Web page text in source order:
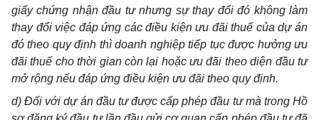
giấy chứng nhận đầu tư nhưng sự thay đổi đó không làm
thay đổi việc đáp ứng các điều kiện ưu đãi thuế của dự án
đó theo quy định thì doanh nghiệp tiếp tục được hưởng ưu
đãi thuế cho thời gian còn lại hoặc ưu đãi theo diện đầu tư
mở rộng nếu đáp ứng điều kiện ưu đãi theo quy định.
d) Đối với dự án đầu tư được cấp phép đầu tư mà trong Hồ